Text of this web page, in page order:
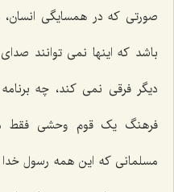
صورتی که در همسایگی انسان،
باشد که اینها نمی توانند
دیگر فرقی نمی کند، چه
فرهنگ یک قوم وحشی فقط
مسلمانی که این همه رسول